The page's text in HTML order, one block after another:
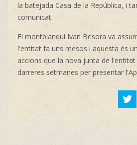
la batejada Casa de la República, i
comunicat.
El montblanquí Ivan Besora va
l'entitat fa uns mesos i aquesta és
accions que la nova junta de
darreres setmanes per presentar